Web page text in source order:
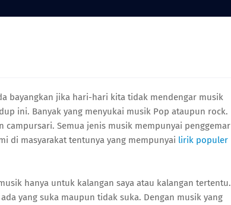
bayangkan jika hari-hari kita tidak mendengar musik
ini. Banyak yang menyukai musik Pop ataupun rock.
Semua jenis musik mempunyai penggemar
di masyarakat tentunya yang mempunyai lirik populer
hanya untuk kalangan saya atau kalangan tertentu.
yang suka maupun tidak suka. Dengan musik yang